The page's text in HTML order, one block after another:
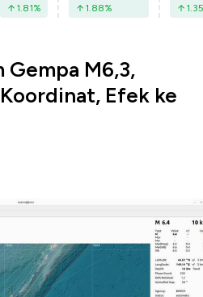
1.81% 1.88% 1.35
Gempa M6,3,
Efek ke